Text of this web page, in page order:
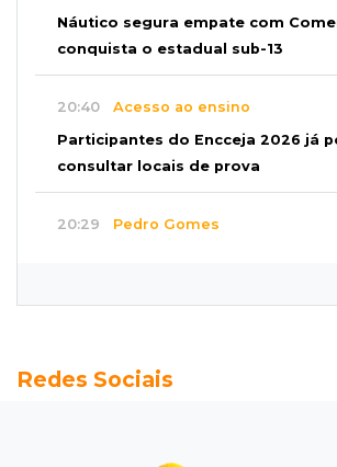
Náutico segura empate com
conquista o estadual sub-13
20:40 Acesso ao ensino
Participantes do Encceja 2026 já
consultar locais de prova
20:29 Pedro Gomes
Pantanal treina em Goiânia antes
Campeonato Brasileiro
Redes Sociais